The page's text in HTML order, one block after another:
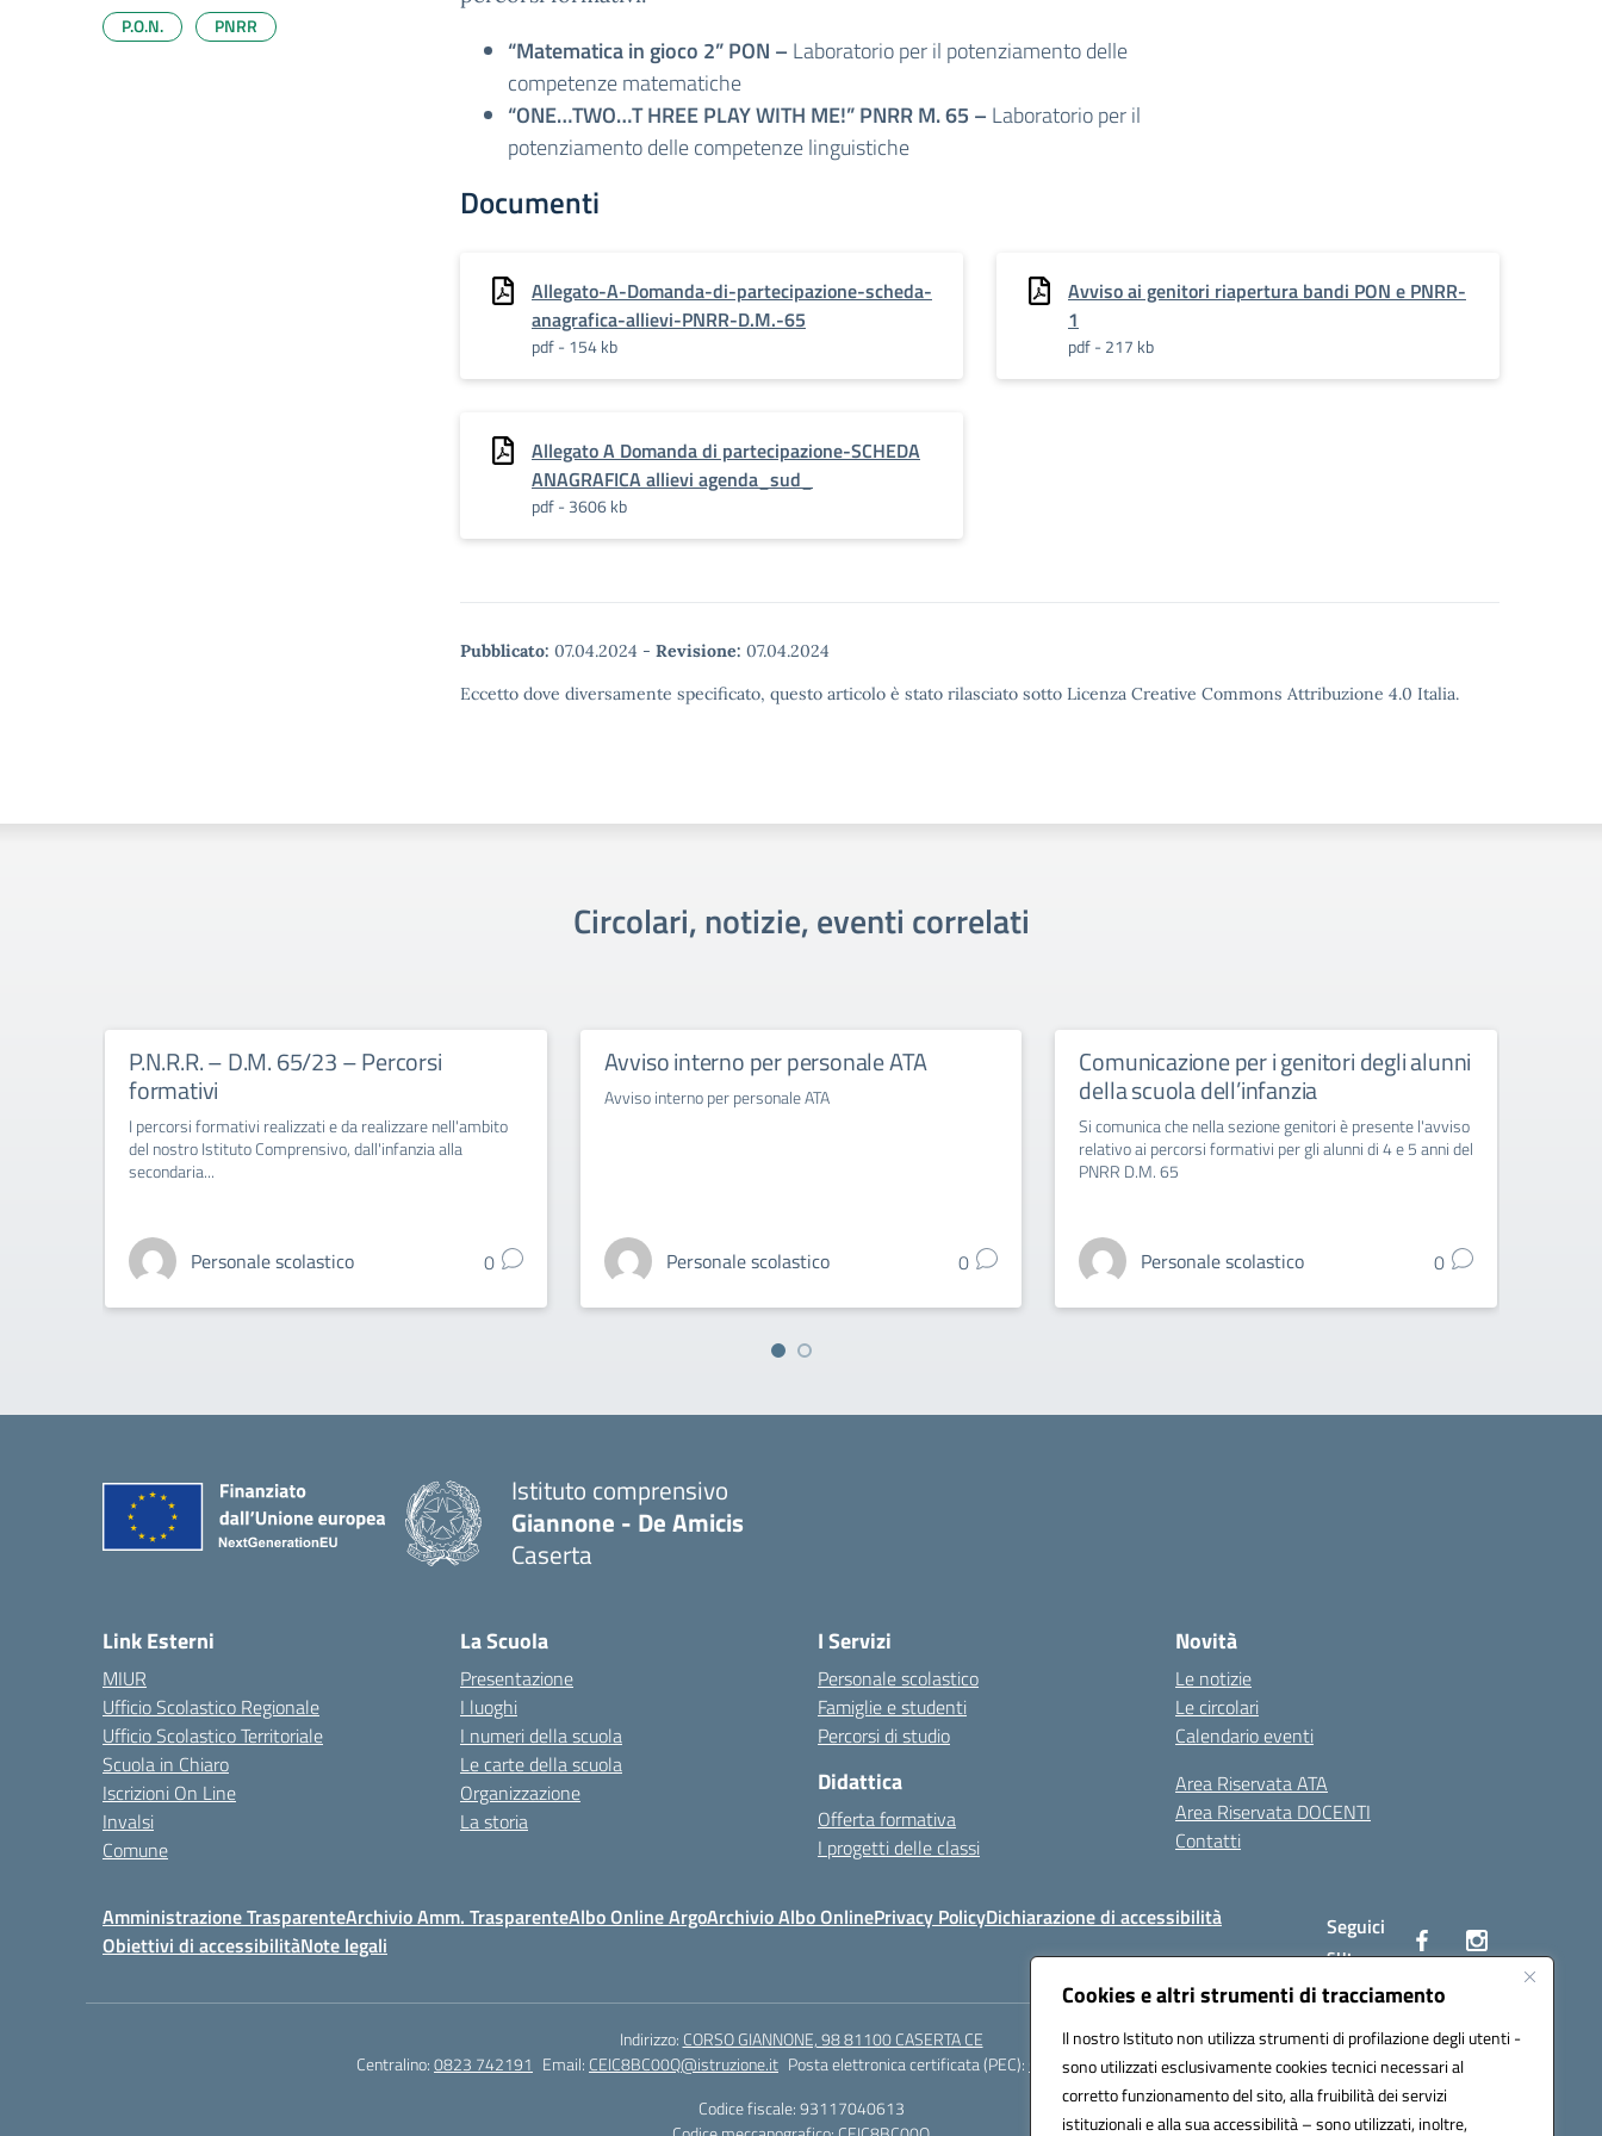
Cookies e altri strumenti di tracciamento
Il nostro Istituto non utilizza strumenti di profilazione degli utenti -
sono utilizzati esclusivamente cookies tecnici necessari al
corretto funzionamento del sito, alla fruibilità dei servizi
istituzionali e alla sua accessibilità – sono utilizzati, inoltre,
“Matematica in gioco 2” PON – Laboratorio per il potenziamento delle
competenze matematiche
“ONE…TWO…T HREE PLAY WITH ME!” PNRR M. 65 – Laboratorio per il
potenziamento delle competenze linguistiche
Documenti
Allegato-A-Domanda-di-partecipazione-scheda-
anagrafica-allievi-PNRR-D.M.-65
pdf - 154 kb
Avviso ai genitori riapertura bandi PON e PNRR-
1
pdf - 217 kb
Allegato A Domanda di partecipazione-SCHEDA
ANAGRAFICA allievi agenda_sud_
pdf - 3606 kb
Pubblicato: 07.04.2024 - Revisione: 07.04.2024
Eccetto dove diversamente specificato, questo articolo è stato rilasciato sotto Licenza Creative Commons Attribuzione 4.0 Italia.
P.O.N. PNRR
Circolari, notizie, eventi correlati
P.N.R.R. – D.M. 65/23 – Percorsi
formativi
I percorsi formativi realizzati e da realizzare nell'ambito
del nostro Istituto Comprensivo, dall'infanzia alla
secondaria...
Personale scolastico 0
Avviso interno per personale ATA
Avviso interno per personale ATA
Personale scolastico 0
Comunicazione per i genitori degli alunni
della scuola dell’infanzia
Si comunica che nella sezione genitori è presente l'avviso
relativo ai percorsi formativi per gli alunni di 4 e 5 anni del
PNRR D.M. 65
Personale scolastico 0
Istituto comprensivo
Giannone - De Amicis
Caserta
Link Esterni
MIUR
Ufficio Scolastico Regionale
Ufficio Scolastico Territoriale
Scuola in Chiaro
Iscrizioni On Line
Invalsi
Comune
La Scuola
Presentazione
I luoghi
I numeri della scuola
Le carte della scuola
Organizzazione
La storia
I Servizi
Personale scolastico
Famiglie e studenti
Percorsi di studio
Didattica
Offerta formativa
I progetti delle classi
Novità
Le notizie
Le circolari
Calendario eventi
Area Riservata ATA
Area Riservata DOCENTI
Contatti
Amministrazione TrasparenteArchivio Amm. TrasparenteAlbo Online ArgoArchivio Albo OnlinePrivacy PolicyDichiarazione di accessibilità
Obiettivi di accessibilitàNote legali
Seguici
su:
Indirizzo: CORSO GIANNONE, 98 81100 CASERTA CE
Centralino:0823 742191 Email: CEIC8BC00Q@istruzione.it Posta elettronica certificata (PEC):
CEIC8BC00Q@pec.istruzione.it
Codice fiscale: 93117040613